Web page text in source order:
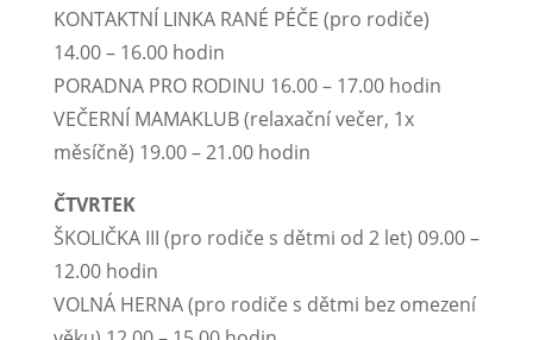
KONTAKTNÍ LINKA RANÉ PÉČE (pro rodiče)
14.00 – 16.00 hodin
PORADNA PRO RODINU 16.00 – 17.00 hodin
VEČERNÍ MAMAKLUB (relaxační večer, 1x
měsíčně) 19.00 – 21.00 hodin
ČTVRTEK
ŠKOLIČKA III (pro rodiče s dětmi od 2 let) 09.00 –
12.00 hodin
VOLNÁ HERNA (pro rodiče s dětmi bez omezení